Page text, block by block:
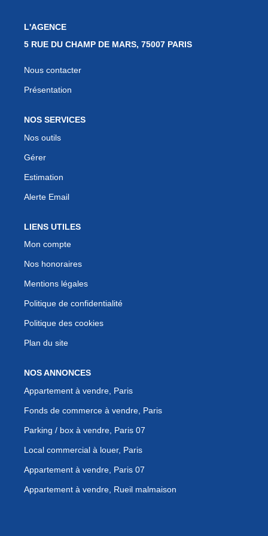
L'AGENCE
5 RUE DU CHAMP DE MARS, 75007 PARIS
Nous contacter
Présentation
NOS SERVICES
Nos outils
Gérer
Estimation
Alerte Email
LIENS UTILES
Mon compte
Nos honoraires
Mentions légales
Politique de confidentialité
Politique des cookies
Plan du site
NOS ANNONCES
Appartement à vendre, Paris
Fonds de commerce à vendre, Paris
Parking / box à vendre, Paris 07
Local commercial à louer, Paris
Appartement à vendre, Paris 07
Appartement à vendre, Rueil malmaison